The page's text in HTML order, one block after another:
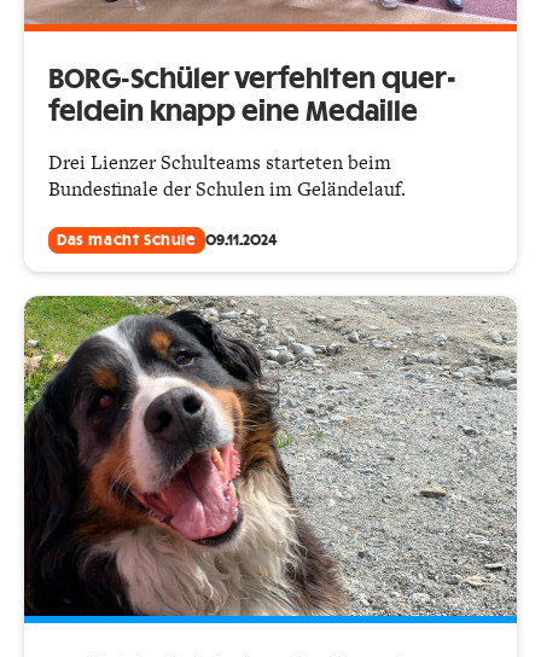
BORG-Schüler verfehlten quer­
feldein knapp eine Medaille
Drei Lienzer Schulteams starteten beim
Bundesfinale der Schulen im Geländelauf.
Das macht Schule 09.11.2024